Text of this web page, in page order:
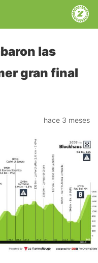
las
gran final
hace 3 meses